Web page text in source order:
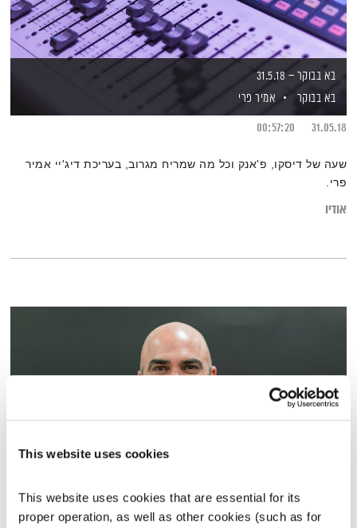
This website uses cookies
This website uses cookies that are essential for its
proper operation, as well as other cookies (such as for
בא בבוקר – 31.5.18
בא בבוקר
אמיר פרי
31.05.18
00:57:20
שעה של דיסקו, פ'אנק וכל מה שמריח מגרוב, בעריכת דיג'יי אמיר
פרי.
אודיו
שלום פנימי בזמן מלחמה
שדרנים מתחלפים